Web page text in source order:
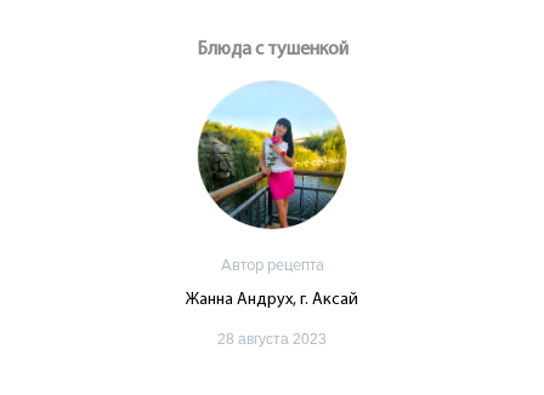
Блюда с тушенкой
Автор рецепта
Жанна Андрух, г. Аксай
28 августа 2023